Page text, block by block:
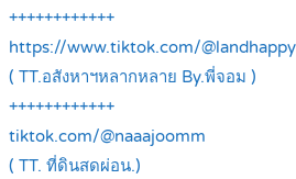
++++++++++++
https://www.tiktok.com/
( TT.อสังหาฯหลากหลาย By.พี่จอม )
++++++++++++
tiktok.com/@naaajoomm
( TT. ที่ดินสดผ่อน.)